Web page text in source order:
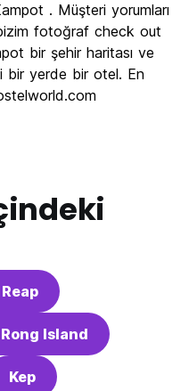
7.4
6.8
7.6
. Müşteri yorumları
fotoğraf check out
bir şehir haritası ve
bir yerde bir otel. En
Island
Kep